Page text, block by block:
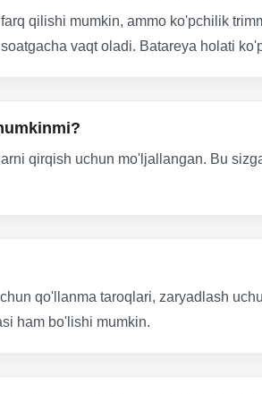
qilishi mumkin, ammo ko'pchilik
vaqt oladi. Batareya holati
qirqish uchun mo'ljallangan. Bu
qo'llanma taroqlari, zaryadlash
ham bo'lishi mumkin.